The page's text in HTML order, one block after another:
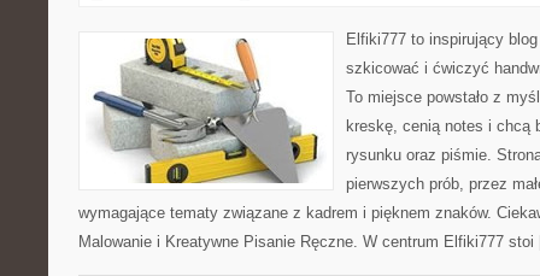
Elfiki777 to inspirujący
szkicować i ćwiczyć
To miejsce powstało z
kreskę, cenią notes i chcą
rysunku oraz piśmie.
pierwszych prób, przez
wymagające tematy związane z kadrem i pięknem znaków.
Malowanie i Kreatywne Pisanie Ręczne. W centrum Elfiki777